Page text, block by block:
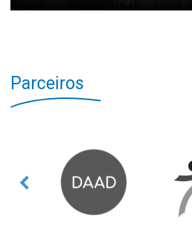
Parceiros